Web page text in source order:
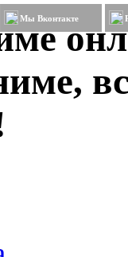
Мы Вконтакте